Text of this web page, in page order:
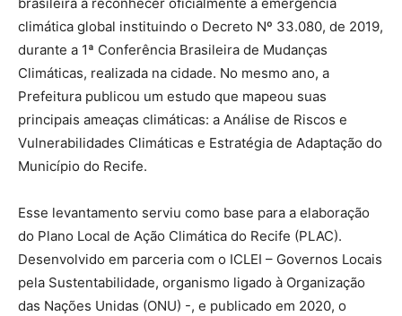
brasileira a reconhecer oficialmente a emergência
climática global instituindo o Decreto Nº 33.080, de 2019,
durante a 1ª Conferência Brasileira de Mudanças
Climáticas, realizada na cidade. No mesmo ano, a
Prefeitura publicou um estudo que mapeou suas
principais ameaças climáticas: a Análise de Riscos e
Vulnerabilidades Climáticas e Estratégia de Adaptação do
Município do Recife.
Esse levantamento serviu como base para a elaboração
do Plano Local de Ação Climática do Recife (PLAC).
Desenvolvido em parceria com o ICLEI – Governos Locais
pela Sustentabilidade, organismo ligado à Organização
das Nações Unidas (ONU) -, e publicado em 2020, o